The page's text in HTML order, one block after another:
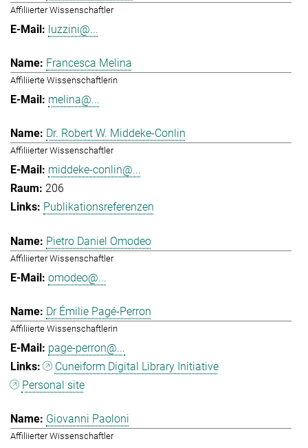
Affiliierter Wissenschaftler
luzzini@...
Francesca Melina
Affiliierte Wissenschaftlerin
melina@...
Dr. Robert W. Middeke-Conlin
Affiliierter Wissenschaftler
middeke-conlin@...
206
Publikationsreferenzen
Pietro Daniel Omodeo
Affiliierter Wissenschaftler
omodeo@...
Dr Émilie Pagé-Perron
Affiliierte Wissenschaftlerin
page-perron@...
Cuneiform Digital Library Initiative
Personal site
Giovanni Paoloni
Affiliierter Wissenschaftler